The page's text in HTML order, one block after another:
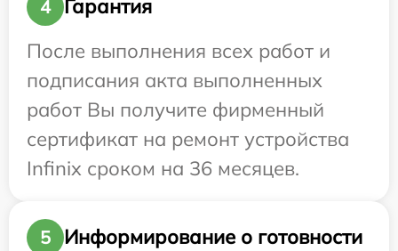
4
Гарантия
После выполнения всех работ и
подписания акта выполненных
работ Вы получите фирменный
сертификат на ремонт устройства
Infinix сроком на 36 месяцев.
5
Информирование о готовности